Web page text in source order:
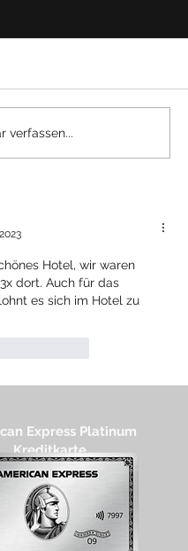
Al Mourjan
Class Lounge -
verfassen...
Hotel, wir waren
dort. Auch für das
es sich im Hotel zu
Express Platinum
Kreditkarte